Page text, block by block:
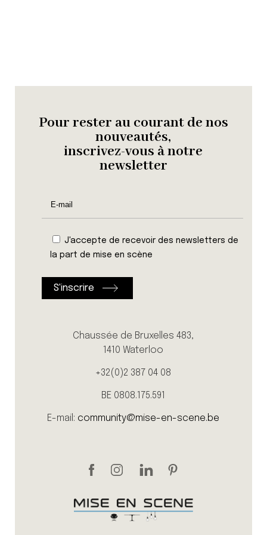
Pour rester au courant de nos
nouveautés,
inscrivez-vous à notre
newsletter
J'accepte de recevoir des newsletters de
la part de mise en scène
Chaussée de Bruxelles 483,
1410 Waterloo
+32(0)2 387 04 08
BE 0808.175.591
E-mail: community@mise-en-scene.be